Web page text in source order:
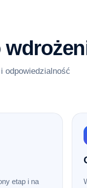
odpowiedzialność
etap i na